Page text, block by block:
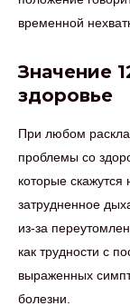
временной
Значение
здоровье
При любом
проблемы со
которые
затрудненное
из-за
как трудности с
выраженных
болезни.